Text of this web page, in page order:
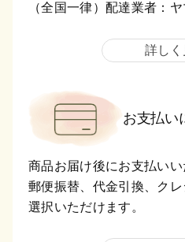
（全国一律）配達業者：
詳しく
お支払い
商品お届け後にお支払いい
郵便振替、代金引換、ク
選択いただけます。